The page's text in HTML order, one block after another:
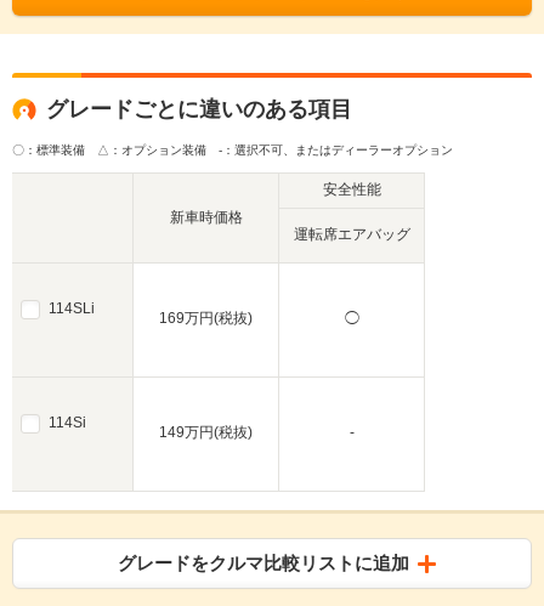
グレードごとに違いのある項目
〇：標準装備 △：オプション装備 -：選択不可、またはディーラーオプション
114SLi
114Si
新車時価格
安全性能
運転席エアバッグ
169万円(税抜) ◯
149万円(税抜) -
グレードをクルマ比較リストに追加